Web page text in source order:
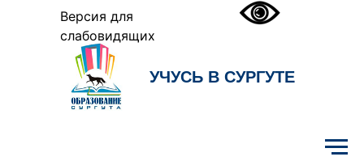
Версия для
слабовидящих
УЧУСЬ В СУРГУТЕ